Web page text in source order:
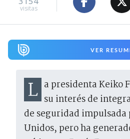
visitas
VER
La presidenta Keiko Fujimori expresó su interés de
de seguridad impulsada
Unidos, pero ha